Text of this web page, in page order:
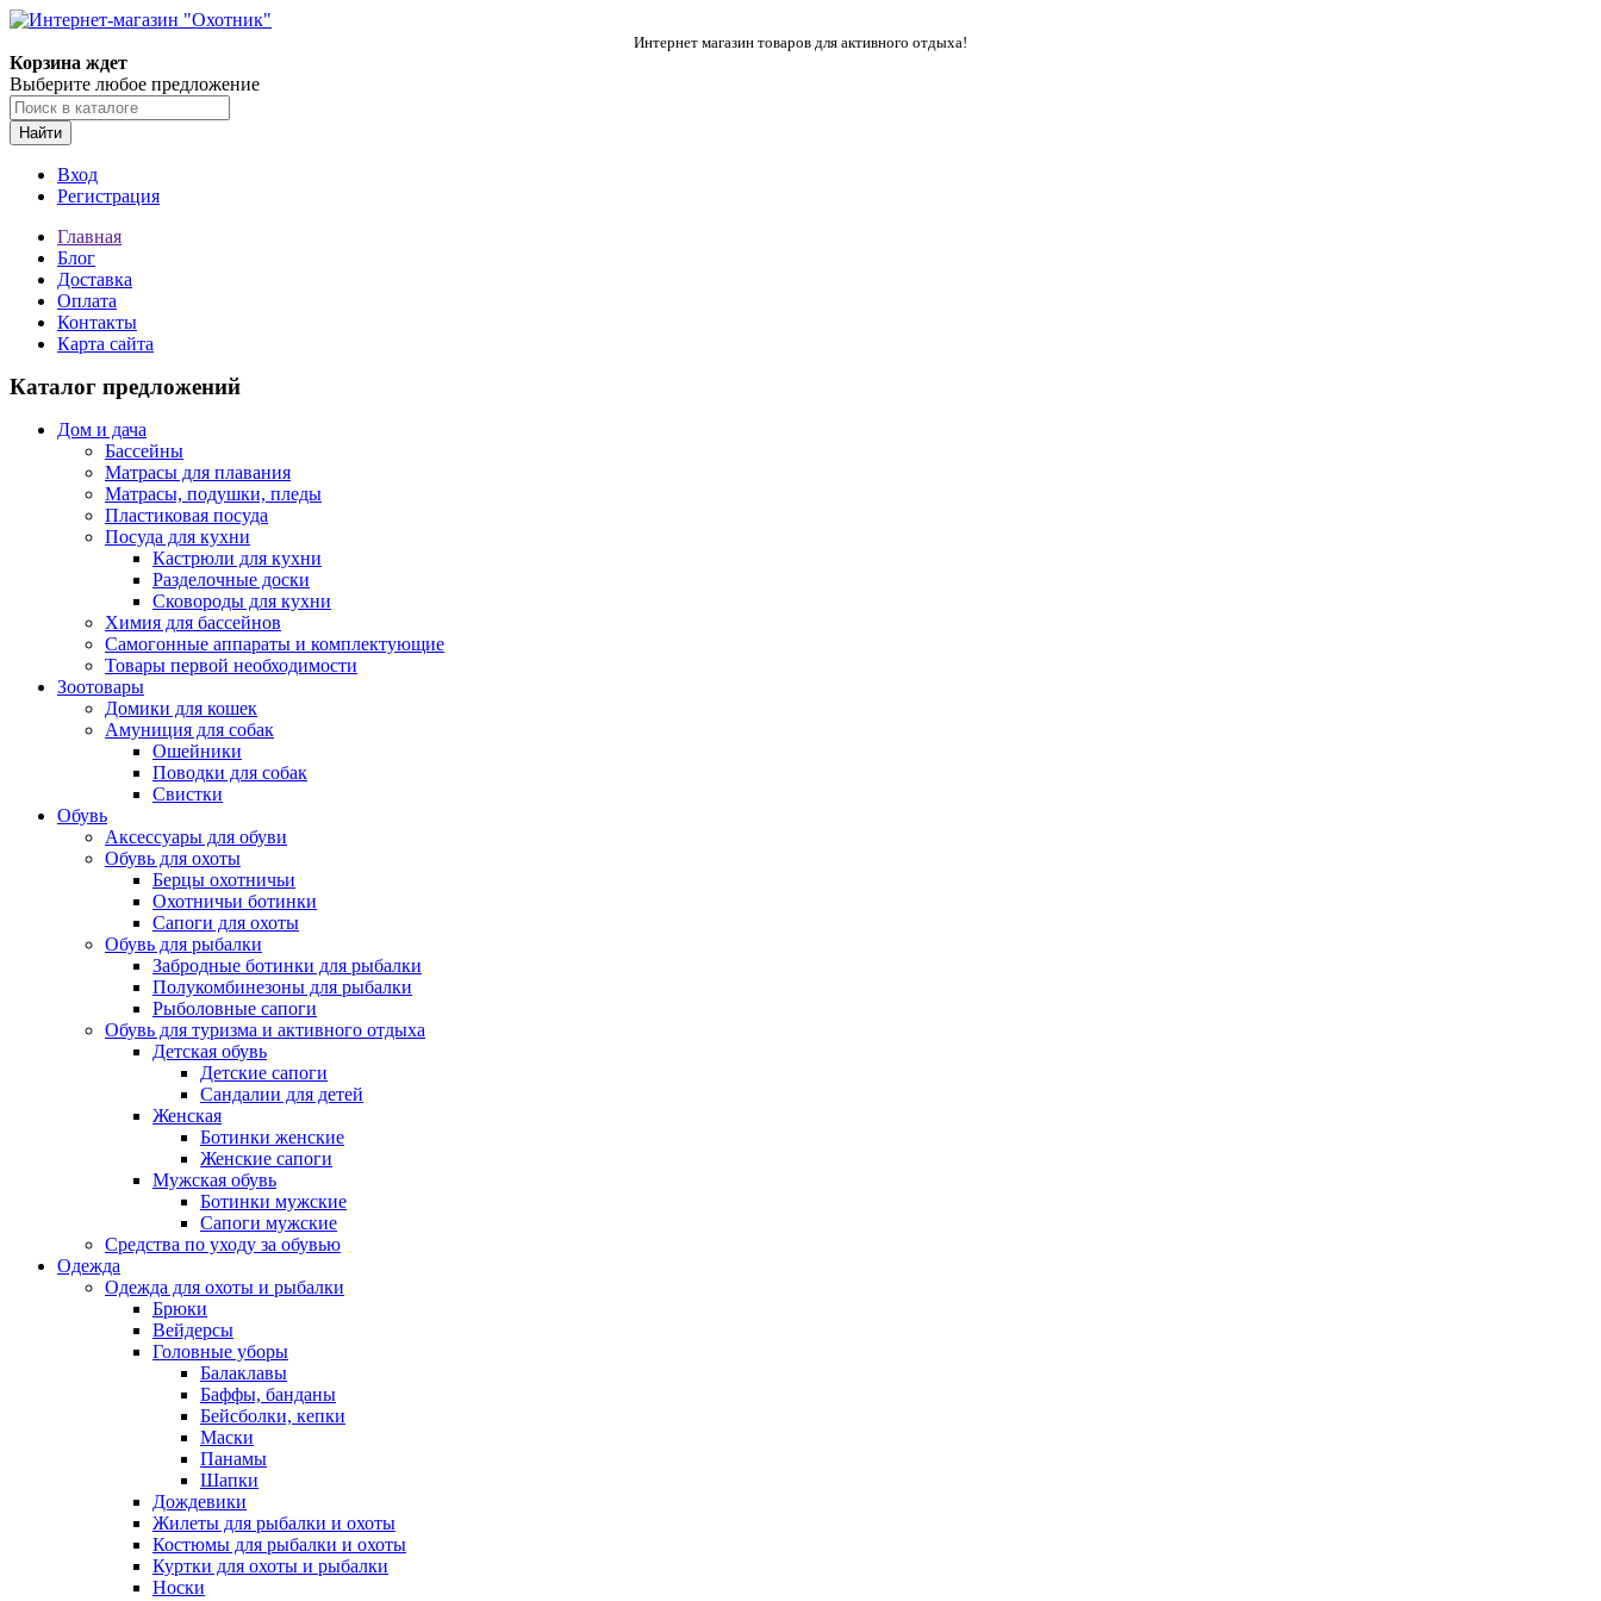
Интернет магазин товаров для активного отдыха!
Корзина ждет
Выберите любое предложение
Найти
Вход
Регистрация
Главная
Блог
Доставка
Оплата
Контакты
Карта сайта
Каталог предложений
Дом и дача
Бассейны
Матрасы для плавания
Матрасы, подушки, пледы
Пластиковая посуда
Посуда для кухни
Кастрюли для кухни
Разделочные доски
Сковороды для кухни
Химия для бассейнов
Самогонные аппараты и комплектующие
Товары первой необходимости
Зоотовары
Домики для кошек
Амуниция для собак
Ошейники
Поводки для собак
Свистки
Обувь
Аксессуары для обуви
Обувь для охоты
Берцы охотничьи
Охотничьи ботинки
Сапоги для охоты
Обувь для рыбалки
Забродные ботинки для рыбалки
Полукомбинезоны для рыбалки
Рыболовные сапоги
Обувь для туризма и активного отдыха
Детская обувь
Детские сапоги
Сандалии для детей
Женская
Ботинки женские
Женские сапоги
Мужская обувь
Ботинки мужские
Сапоги мужские
Средства по уходу за обувью
Одежда
Одежда для охоты и рыбалки
Брюки
Вейдерсы
Головные уборы
Балаклавы
Баффы, банданы
Бейсболки, кепки
Маски
Панамы
Шапки
Дождевики
Жилеты для рыбалки и охоты
Костюмы для рыбалки и охоты
Куртки для охоты и рыбалки
Носки